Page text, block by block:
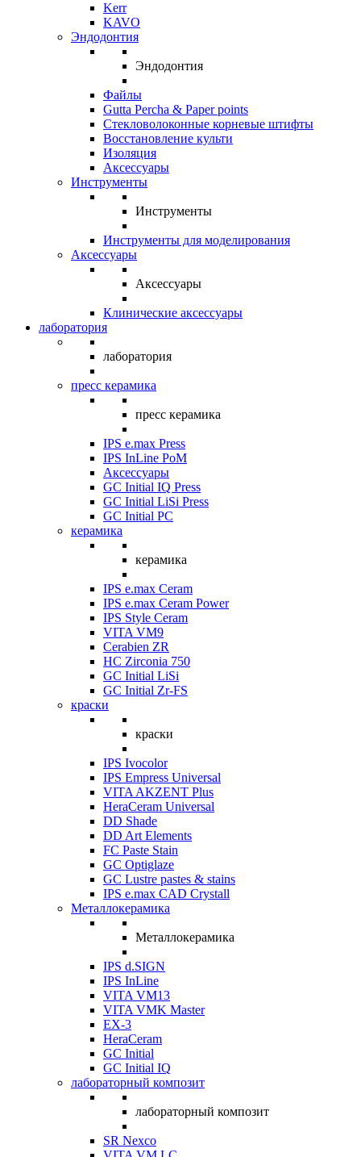
Kerr
KAVO
Эндодонтия
Эндодонтия
Файлы
Gutta Percha & Paper points
Стекловолоконные корневые штифты
Восстановление культи
Изоляция
Аксессуары
Инструменты
Инструменты
Инструменты для моделирования
Аксессуары
Аксессуары
Клинические аксессуары
лаборатория
лаборатория
пресс керамика
пресс керамика
IPS e.max Press
IPS InLine PoM
Аксессуары
GC Initial IQ Press
GC Initial LiSi Press
GC Initial PC
керамика
керамика
IPS e.max Ceram
IPS e.max Ceram Power
IPS Style Ceram
VITA VM9
Cerabien ZR
HC Zirconia 750
GC Initial LiSi
GC Initial Zr-FS
краски
краски
IPS Ivocolor
IPS Empress Universal
VITA AKZENT Plus
HeraCeram Universal
DD Shade
DD Art Elements
FC Paste Stain
GC Optiglaze
GC Lustre pastes & stains
IPS e.max CAD Crystall
Металлокерамика
Металлокерамика
IPS d.SIGN
IPS InLine
VITA VM13
VITA VMK Master
EX-3
HeraCeram
GC Initial
GC Initial IQ
лабораторный композит
лабораторный композит
SR Nexco